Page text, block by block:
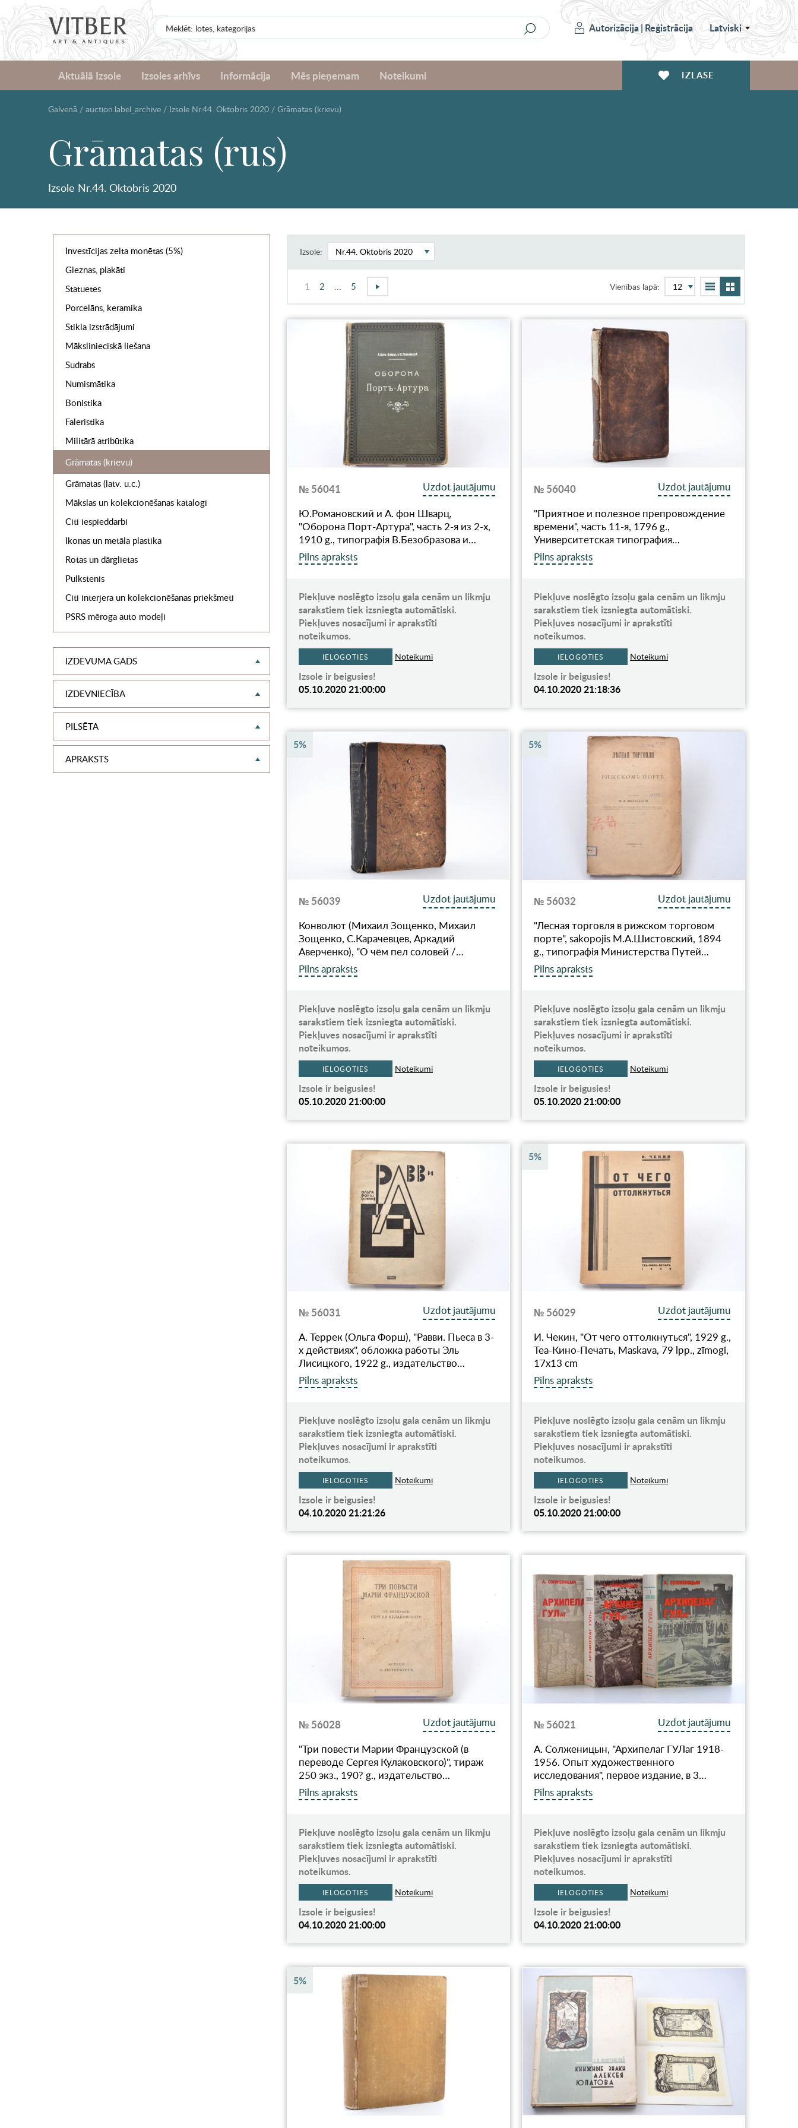
Autorizācija|Reģistrācija Latviski
Aktuālā Izsole Izsoles arhīvs Informācija Mēs pieņemam Noteikumi IZLASE
Galvenā / auction.label_archive / Izsole Nr.44. Oktobris 2020 / Grāmatas (krievu)
Grāmatas (rus)
Izsole Nr.44. Oktobris 2020
Investīcijas zelta monētas (5%)
Gleznas, plakāti
Statuetes
Porcelāns, keramika
Stikla izstrādājumi
Mākslinieciskā liešana
Sudrabs
Numismātika
Bonistika
Faleristika
Militārā atribūtika
Grāmatas (krievu)
Grāmatas (latv. u.c.)
Mākslas un kolekcionēšanas katalogi
Citi iespieddarbi
Ikonas un metāla plastika
Rotas un dārglietas
Pulkstenis
Citi interjera un kolekcionēšanas priekšmeti
PSRS mēroga auto modeļi
IZDEVUMA GADS
IZDEVNIECĪBA
PILSĒTA
APRAKSTS
Izsole:
1 2 5 Vienības lapā:
№ 56041
Uzdot jautājumu
Ю.Романовский и А. фон Шварц,
"Оборона Порт-Артура", часть 2-я из 2-х,
1910 g., типографiя В.Безобразова и…
Pilns apraksts
Piekļuve noslēgto izsoļu gala cenām un likmju
sarakstiem tiek izsniegta automātiski.
Piekļuves nosacījumi ir aprakstīti
noteikumos.
IELOGOTIES Noteikumi
Izsole ir beigusies!
05.10.2020 21:00:00
№ 56040
Uzdot jautājumu
"Приятное и полезное препровождение
времени", часть 11-я, 1796 g.,
Университетская типография…
Pilns apraksts
Piekļuve noslēgto izsoļu gala cenām un likmju
sarakstiem tiek izsniegta automātiski.
Piekļuves nosacījumi ir aprakstīti
noteikumos.
IELOGOTIES Noteikumi
Izsole ir beigusies!
04.10.2020 21:18:36
5%
№ 56039
Uzdot jautājumu
Конволют (Михаил Зощенко, Михаил
Зощенко, С.Карачевцев, Аркадий
Аверченко), "О чём пел соловей /…
Pilns apraksts
Piekļuve noslēgto izsoļu gala cenām un likmju
sarakstiem tiek izsniegta automātiski.
Piekļuves nosacījumi ir aprakstīti
noteikumos.
IELOGOTIES Noteikumi
Izsole ir beigusies!
05.10.2020 21:00:00
5%
№ 56032
Uzdot jautājumu
"Лесная торговля в рижском торговом
порте", sakopojis М.А.Шистовский, 1894
g., типографiя Министерства Путей…
Pilns apraksts
Piekļuve noslēgto izsoļu gala cenām un likmju
sarakstiem tiek izsniegta automātiski.
Piekļuves nosacījumi ir aprakstīti
noteikumos.
IELOGOTIES Noteikumi
Izsole ir beigusies!
05.10.2020 21:00:00
№ 56031
Uzdot jautājumu
А. Террек (Ольга Форш), "Равви. Пьеса в 3-
х действиях", обложка работы Эль
Лисицкого, 1922 g., издательство…
Pilns apraksts
Piekļuve noslēgto izsoļu gala cenām un likmju
sarakstiem tiek izsniegta automātiski.
Piekļuves nosacījumi ir aprakstīti
noteikumos.
IELOGOTIES Noteikumi
Izsole ir beigusies!
04.10.2020 21:21:26
5%
№ 56029
Uzdot jautājumu
И. Чекин, "От чего оттолкнуться", 1929 g.,
Теа-Кино-Печать, Maskava, 79 lpp., zīmogi,
17х13 cm
Pilns apraksts
Piekļuve noslēgto izsoļu gala cenām un likmju
sarakstiem tiek izsniegta automātiski.
Piekļuves nosacījumi ir aprakstīti
noteikumos.
IELOGOTIES Noteikumi
Izsole ir beigusies!
05.10.2020 21:00:00
№ 56028
Uzdot jautājumu
"Три повести Марии Французской (в
переводе Сергея Кулаковского)", тираж
250 экз., 190? g., издательство…
Pilns apraksts
Piekļuve noslēgto izsoļu gala cenām un likmju
sarakstiem tiek izsniegta automātiski.
Piekļuves nosacījumi ir aprakstīti
noteikumos.
IELOGOTIES Noteikumi
Izsole ir beigusies!
04.10.2020 21:00:00
№ 56021
Uzdot jautājumu
А. Солженицын, "Архипелаг ГУЛаг 1918-
1956. Опыт художественного
исследования", первое издание, в 3…
Pilns apraksts
Piekļuve noslēgto izsoļu gala cenām un likmju
sarakstiem tiek izsniegta automātiski.
Piekļuves nosacījumi ir aprakstīti
noteikumos.
IELOGOTIES Noteikumi
Izsole ir beigusies!
04.10.2020 21:00:00
5%